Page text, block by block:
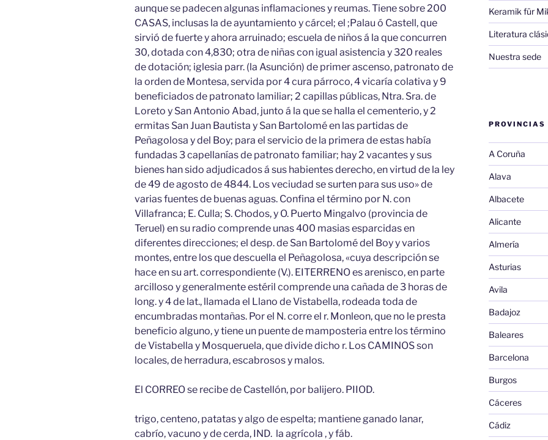
aunque se padecen algunas inflamaciones y reumas. Tiene sobre 200
CASAS, inclusas la de ayuntamiento y cárcel; el ;Palau ó Castell, que
sirvió de fuerte y ahora arruinado; escuela de niños á la que concurren
30, dotada con 4,830; otra de niñas con igual asistencia y 320 reales
de dotación; iglesia parr. (la Asunción) de primer ascenso, patronato de
la orden de Montesa, servida por 4 cura párroco, 4 vicaría colativa y 9
beneficiados de patronato lamiliar; 2 capillas públicas, Ntra. Sra. de
Loreto y San Antonio Abad, junto á la que se halla el cementerio, y 2
ermitas San Juan Bautista y San Bartolomé en las partidas de
Peñagolosa y del Boy; para el servicio de la primera de estas había
fundadas 3 capellanías de patronato familiar; hay 2 vacantes y sus
bienes han sido adjudicados á sus habientes derecho, en virtud de la ley
de 49 de agosto de 4844. Los veciudad se surten para sus uso» de
varias fuentes de buenas aguas. Confina el término por N. con
Villafranca; E. Culla; S. Chodos, y O. Puerto Mingalvo (provincia de
Teruel) en su radio comprende unas 400 masias esparcidas en
diferentes direcciones; el desp. de San Bartolomé del Boy y varios
montes, entre los que descuella el Peñagolosa, «cuya descripción se
hace en su art. correspondiente (V.). EITERRENO es arenisco, en parte
arcilloso y generalmente estéril comprende una cañada de 3 horas de
long. y 4 de lat., llamada el Llano de Vistabella, rodeada toda de
encumbradas montañas. Por el N. corre el r. Monleon, que no le presta
beneficio alguno, y tiene un puente de mamposteria entre los término
de Vistabella y Mosqueruela, que divide dicho r. Los CAMINOS son
locales, de herradura, escabrosos y malos.
El CORREO se recibe de Castellón, por balijero. PIIOD.
trigo, centeno, patatas y algo de espelta; mantiene ganado lanar,
cabrío, vacuno y de cerda, IND. la agrícola , y fáb.
Keramik für
Literatura
Nuestra sede
PROVINCIAS
A Coruña
Alava
Albacete
Alicante
Almería
Asturias
Avila
Badajoz
Baleares
Barcelona
Burgos
Cáceres
Cádiz